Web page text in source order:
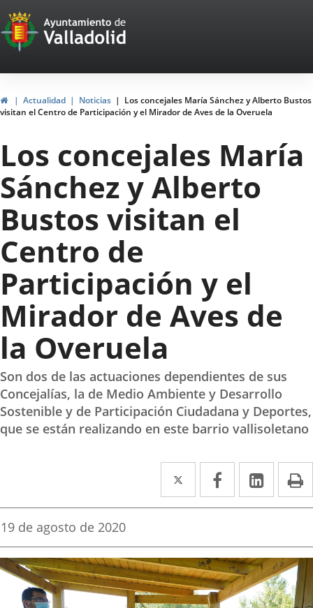
Portal
Web
del
Ayuntamiento
de
Valladolid
InicioActualidad Noticias
Los concejales María Sánchez y Alberto Bustos
visitan el Centro de Participación y el Mirador de Aves de la Overuela
Los concejales María
Sánchez y Alberto
Bustos visitan el
Centro de
Participación y el
Mirador de Aves de
la Overuela
Son dos de las actuaciones dependientes de sus
Concejalías, la de Medio Ambiente y Desarrollo
Sostenible y de Participación Ciudadana y Deportes,
que se están realizando en este barrio vallisoletano
Twitter
Enlace
a
aplicación
externa.
Facebook
Enlace
a
aplicación
externa.
Enlace
a
Fecha
la
noticia
19 de agosto de 2020